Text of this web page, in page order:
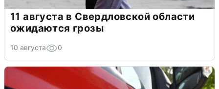
11 августа в Свердловской области
ожидаются грозы
10 августа 0